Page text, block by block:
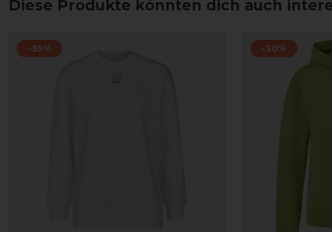
Diese Produkte könnten dich auch
-35% -30%